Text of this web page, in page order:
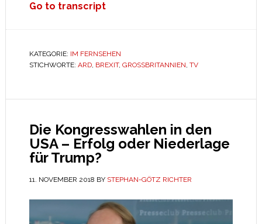
Go to transcript
KATEGORIE: IM FERNSEHEN
STICHWORTE: ARD, BREXIT, GROSSBRITANNIEN, TV
Die Kongresswahlen in den
USA – Erfolg oder Niederlage
für Trump?
11. NOVEMBER 2018 BY STEPHAN-GÖTZ RICHTER